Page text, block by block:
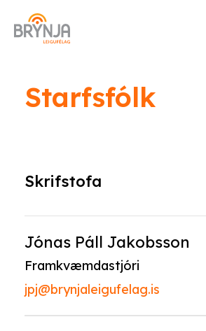
Starfsfólk
Skrifstofa
Jónas Páll Jakobsson
Framkvæmdastjóri
jpj@brynjaleigufelag.is